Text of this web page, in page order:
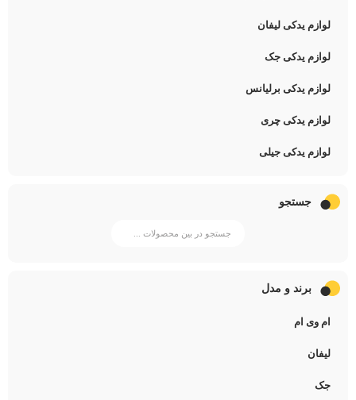
لوازم یدکی لیفان
لوازم یدکی جک
لوازم یدکی برلیانس
لوازم یدکی چری
لوازم یدکی جیلی
جستجو
برند و مدل
ام وی ام
لیفان
جک